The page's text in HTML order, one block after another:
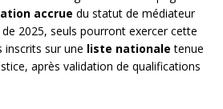
accrue du statut de médiateur
2025, seuls pourront exercer cette
sur une liste nationale tenue
après validation de qualifications